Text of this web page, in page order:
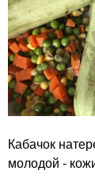
Кабачок
молодой -